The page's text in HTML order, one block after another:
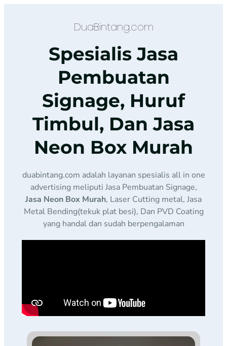
DuaBintang.com
Spesialis Jasa
Pembuatan
Signage, Huruf
Timbul, Dan Jasa
Neon Box Murah
duabintang.com adalah layanan spesialis all in one
advertising meliputi Jasa Pembuatan Signage,
Jasa Neon Box Murah, Laser Cutting metal, Jasa
Metal Bending(tekuk plat besi), Dan PVD Coating
yang handal dan sudah berpengalaman